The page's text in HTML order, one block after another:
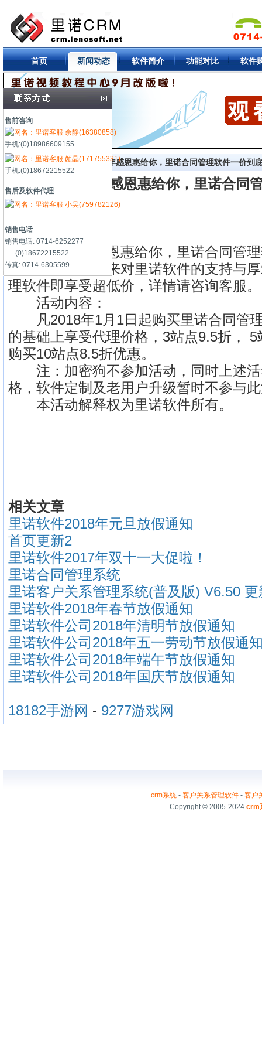
首页 新闻动态 软件简介 功能对比 软件
首页->新闻中心-> 约惠新年感恩惠给你，里诺合同管理软件一价到
约惠新年感恩惠给你，里诺合同
约惠新年感恩惠给你，里诺合同管理
谢广大用户多年来对里诺软件的支持与
理软件即享受超低价，详情请咨询客服。
活动内容：
凡2018年1月1日起购买里诺合同管
的基础上享受代理价格，3站点9.5折，
购买10站点8.5折优惠。
注：加密狗不参加活动，同时上述活
格，软件定制及老用户升级暂时不参与
本活动解释权为里诺软件所有。
相关文章
里诺软件2018年元旦放假通知
首页更新2
里诺软件2017年双十一大促啦！
里诺合同管理系统
里诺客户关系管理系统(普及版) V6.50
里诺软件2018年春节放假通知
里诺软件公司2018年清明节放假通知
里诺软件公司2018年五一劳动节放假通
里诺软件公司2018年端午节放假通知
里诺软件公司2018年国庆节放假通知
18182手游网 - 9277游戏网
售前咨询
余静(16380858)
手机:(0)18986609155
颜晶(171755331)
手机:(0)18672215522
售后及软件代理
小吴(759782126)
销售电话
销售电话: 0714-6252277
(0)18672215522
传真: 0714-6305599
crm系统 - 客户关系管理软件 - 客户
Copyright © 2005-2024 crm